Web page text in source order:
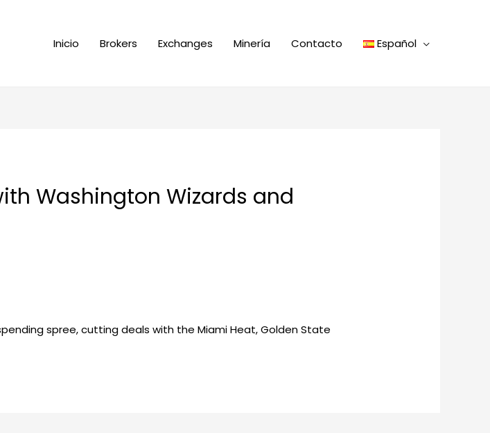
Inicio Brokers Exchanges Minería Contacto Español
Washington Wizards and
spree, cutting deals with the Miami Heat, Golden State